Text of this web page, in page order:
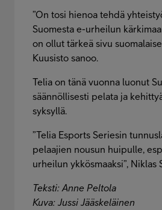
”On tosi hienoa tehdä
Suomesta e-urheilun
on ollut tärkeä sivu
Kuusisto sanoo.
Telia on tänä vuonna luonut
säännöllisesti pelata ja
syksyllä.
”Telia Esports Seriesin
pelaajien nousun huipulle,
urheilun ykkösmaaksi”, Niklas
Teksti: Anne Peltola
Kuva: Jussi Jääskeläinen